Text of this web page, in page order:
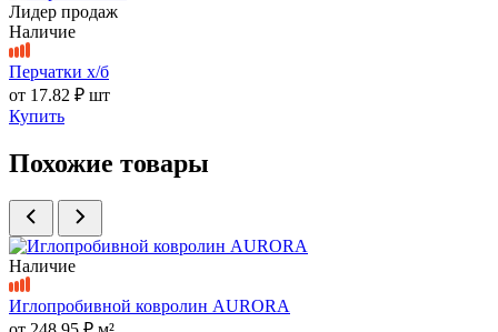
Лидер продаж
Наличие
Перчатки х/б
от 17.82 ₽ шт
Купить
Похожие товары
Наличие
Иглопробивной ковролин AURORA